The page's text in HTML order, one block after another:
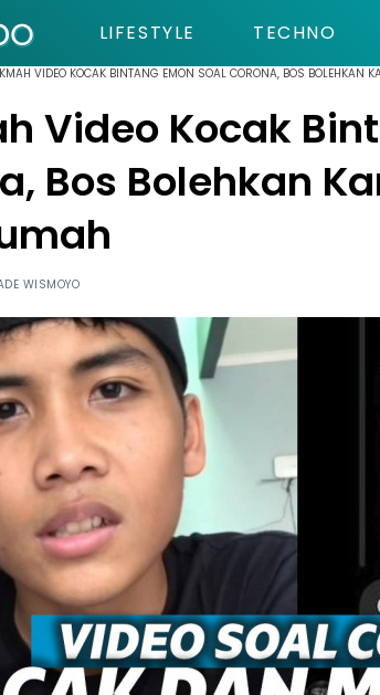
LIFESTYLE TECHNO
VIDEO KOCAK BINTANG EMON SOAL CORONA, BOS BOLEHKAN
Video Kocak
Bos Bolehkan
WISMOYO